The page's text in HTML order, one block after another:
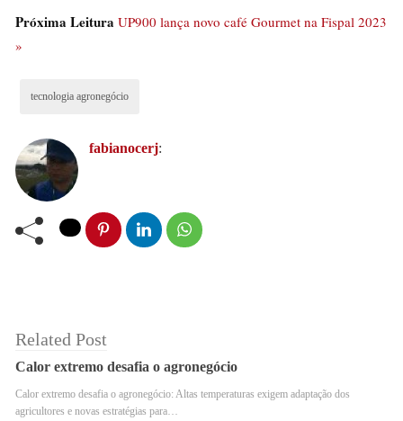
tecnologia no dia a dia das atividades desempenhadas.
primeiro trimestre deste ano, o setor saltou 21,6%, em
relação aos três últimos meses de 2022 – consolidando o
melhor resultado em 26 anos. E, como reflexo desse
avanço, acabou impulsionando o PIB que, no mesmo
período, cresceu 1,9%.
Próxima Leitura UP900 lança novo café Gourmet na Fispal 2023
»
tecnologia agronegócio
fabianocerj:
Related Post
Calor extremo desafia o agronegócio
Calor extremo desafia o agronegócio: Altas temperaturas exigem adaptação dos
agricultores e novas estratégias para…